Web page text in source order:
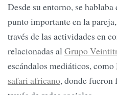
Desde su entorno, se
punto importante en la
través de las actividades en
relacionadas alGrupo
escándalos mediáticos, como
safari africano, donde fueron